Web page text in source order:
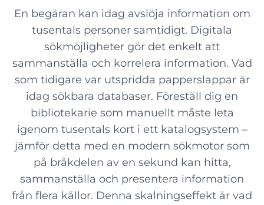
En begäran kan idag avslöja information om
tusentals personer samtidigt. Digitala
sökmöjligheter gör det enkelt att
sammanställa och korrelera information. Vad
som tidigare var utspridda papperslappar är
idag sökbara databaser. Föreställ dig en
bibliotekarie som manuellt måste leta
igenom tusentals kort i ett katalogsystem –
jämför detta med en modern sökmotor som
på bråkdelen av en sekund kan hitta,
sammanställa och presentera information
från flera källor. Denna skalningseffekt är vad